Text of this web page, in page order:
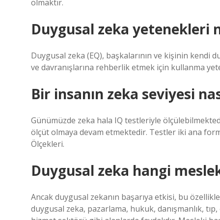
olmaktır.
Duygusal zeka yetenekleri
Duygusal zeka (EQ), başkalarının ve kişinin kendi
ve davranışlarına rehberlik etmek için kullanma
Bir insanın zeka seviyesi
Günümüzde zeka hala IQ testleriyle
ölçüt olmaya devam etmektedir. Testler iki ana
Ölçekleri.
Duygusal zeka hangi
Ancak duygusal zekanın başarıya etkisi, bu
duygusal zeka, pazarlama, hukuk, danışmanlık,